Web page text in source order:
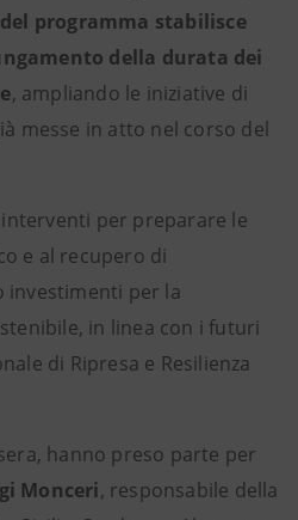
programma stabilisce
della durata dei
, ampliando le iniziative di
messe in atto nel corso del
per preparare le
e al recupero di
per la
in linea con i futuri
di Ripresa e Resilienza
hanno preso parte per
Monceri, responsabile della